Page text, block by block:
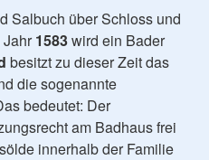
Salbuch über Schloss und
Jahr1583wird ein Bader
besitzt zu dieser Zeit das
die sogenannte
bedeutet: Der
am Badhaus frei
innerhalb der Familie